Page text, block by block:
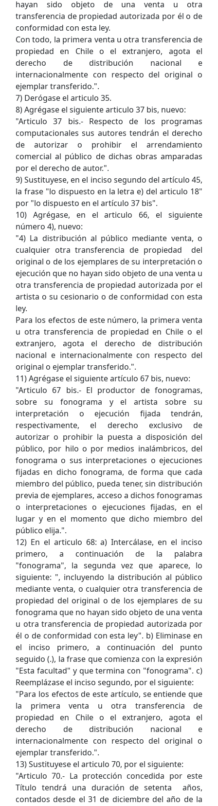
hayan sido objeto de una venta u otra
transferencia de propiedad autorizada por él o de
conformidad con esta ley.
Con todo, la primera venta u otra transferencia de
propiedad en Chile o el extranjero, agota el
derecho de distribución nacional e
internacionalmente con respecto del original o
ejemplar transferido.".
7) Derógase el articulo 35.
8) Agrégase el siguiente articulo 37 bis, nuevo:
"Articulo 37 bis.- Respecto de los programas
computacionales sus autores tendrán el derecho
de autorizar o prohibir el arrendamiento
comercial al público de dichas obras amparadas
por el derecho de autor.".
9) Sustituyese, en el inciso segundo del artículo 45,
la frase "lo dispuesto en la letra e) del articulo 18"
por "lo dispuesto en el artículo 37 bis".
10) Agrégase, en el articulo 66, el siguiente
número 4), nuevo:
"4) La distribución al público mediante venta, o
cualquier otra transferencia de propiedad del
original o de los ejemplares de su interpretación o
ejecución que no hayan sido objeto de una venta u
otra transferencia de propiedad autorizada por el
artista o su cesionario o de conformidad con esta
ley.
Para los efectos de este número, la primera venta
u otra transferencia de propiedad en Chile o el
extranjero, agota el derecho de distribución
nacional e internacionalmente con respecto del
original o ejemplar transferido.".
11) Agrégase el siguiente artículo 67 bis, nuevo:
"Articulo 67 bis.- El productor de fonogramas,
sobre su fonograma y el artista sobre su
interpretación o ejecución fijada tendrán,
respectivamente, el derecho exclusivo de
autorizar o prohibir la puesta a disposición del
público, por hilo o por medios inalámbricos, del
fonograma o sus interpretaciones o ejecuciones
fijadas en dicho fonograma, de forma que cada
miembro del público, pueda tener, sin distribución
previa de ejemplares, acceso a dichos fonogramas
o interpretaciones o ejecuciones fijadas, en el
lugar y en el momento que dicho miembro del
público elija.".
12) En el articulo 68: a) Intercálase, en el inciso
primero, a continuación de la palabra
"fonograma", la segunda vez que aparece, lo
siguiente: ", incluyendo la distribución al público
mediante venta, o cualquier otra transferencia de
propiedad del original o de los ejemplares de su
fonograma que no hayan sido objeto de una venta
u otra transferencia de propiedad autorizada por
él o de conformidad con esta ley". b) Eliminase en
el inciso primero, a continuación del punto
seguido (.), la frase que comienza con la expresión
"Esta facultad" y que termina con "fonograma". c)
Reemplázase el inciso segundo, por el siguiente:
"Para los efectos de este artículo, se entiende que
la primera venta u otra transferencia de
propiedad en Chile o el extranjero, agota el
derecho de distribución nacional e
internacionalmente con respecto del original o
ejemplar transferido.".
13) Sustituyese el articulo 70, por el siguiente:
"Articulo 70.- La protección concedida por este
Título tendrá una duración de setenta años,
contados desde el 31 de diciembre del año de la